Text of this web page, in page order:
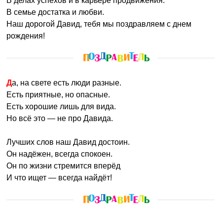
В семье достатка и любви.
Наш дорогой Давид, тебя мы поздравляем с днем
рождения!
Да, на свете есть люди разные.
Есть приятные, но опасные.
Есть хорошие лишь для вида.
Но всё это — не про Давида.
Лучших слов наш Давид достоин.
Он надёжен, всегда спокоен.
Он по жизни стремится вперёд
И что ищет — всегда найдёт!